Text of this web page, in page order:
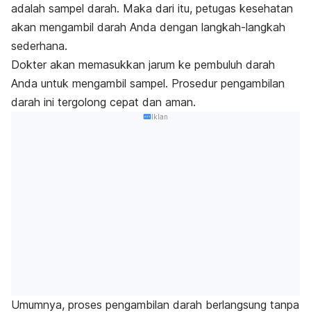
adalah sampel darah. Maka dari itu, petugas kesehatan
akan mengambil darah Anda dengan langkah-langkah
sederhana.
Dokter akan memasukkan jarum ke pembuluh darah
Anda untuk mengambil sampel. Prosedur pengambilan
darah ini tergolong cepat dan aman.
Iklan
Umumnya, proses pengambilan darah berlangsung tanpa